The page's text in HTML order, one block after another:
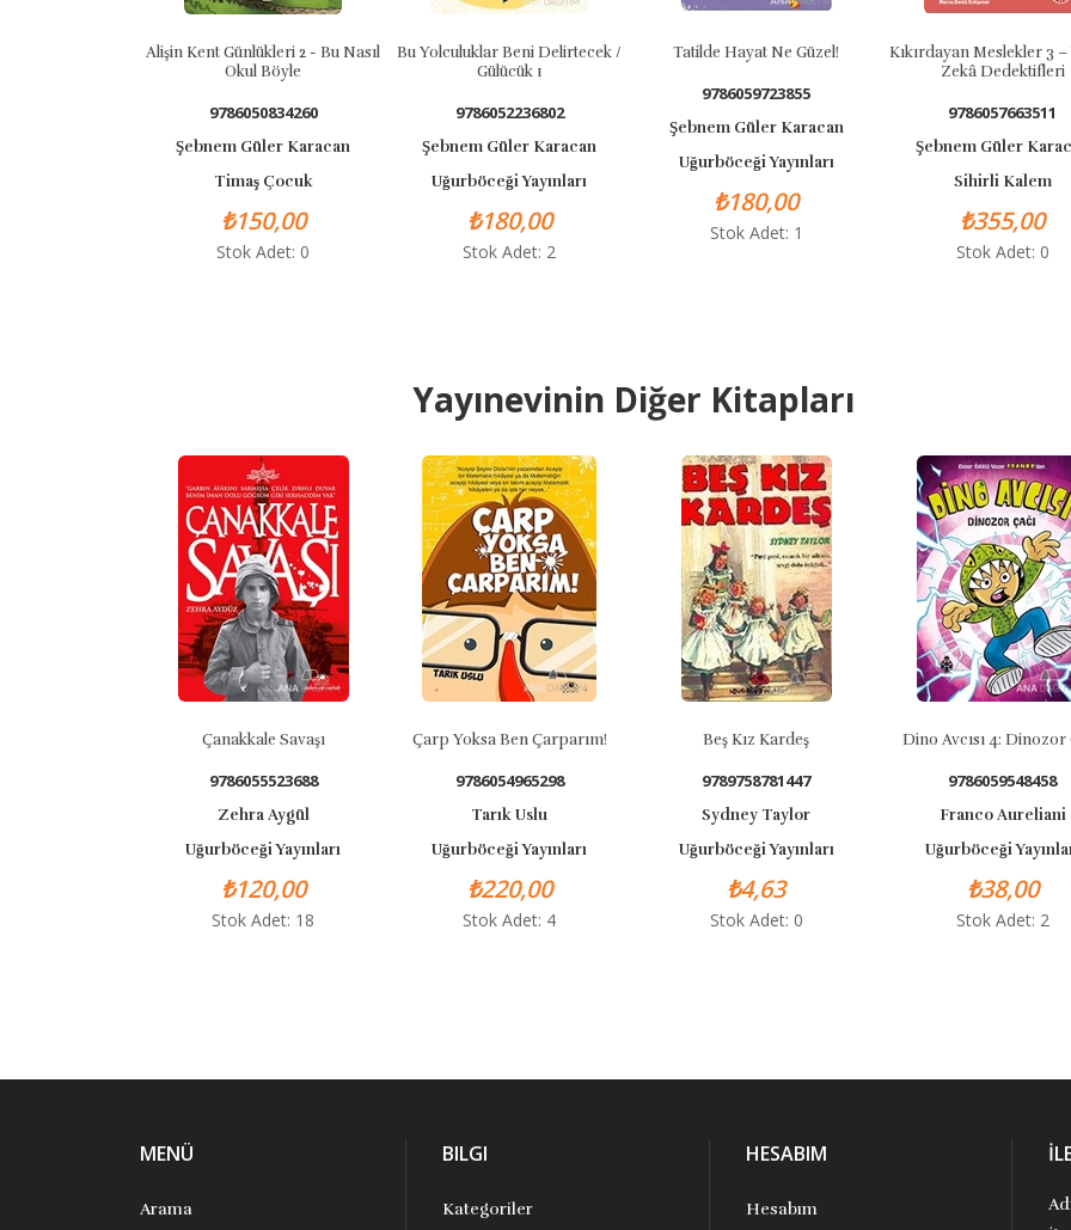
Alişin Kent Günlükleri 2 - Bu Nasıl
Okul Böyle
9786050834260
Şebnem Güler Karacan
Timaş Çocuk
₺150,00
Stok Adet: 0
Bu Yolculuklar Beni Delirtecek /
Gülücük 1
9786052236802
Şebnem Güler Karacan
Uğurböceği Yayınları
₺180,00
Stok Adet: 2
Tatilde Hayat Ne Güzel!
9786059723855
Şebnem Güler Karacan
Uğurböceği Yayınları
₺180,00
Stok Adet: 1
Kıkırdayan Meslekler 3 –
Zekâ Dedektifleri
9786057663511
Şebnem Güler Karacan
Sihirli Kalem
₺355,00
Stok Adet: 0
Yayınevinin Diğer Kitapları
Çanakkale Savaşı
9786055523688
Zehra Aygül
Uğurböceği Yayınları
₺120,00
Stok Adet: 18
Çarp Yoksa Ben Çarparım!
9786054965298
Tarık Uslu
Uğurböceği Yayınları
₺220,00
Stok Adet: 4
Beş Kız Kardeş
9789758781447
Sydney Taylor
Uğurböceği Yayınları
₺4,63
Stok Adet: 0
Dino Avcısı 4: Dinozor
9786059548458
Franco Aureliani
Uğurböceği
₺38,00
Stok Adet: 2
MENÜ
Arama
BILGI
Kategoriler
HESABIM
Hesabım